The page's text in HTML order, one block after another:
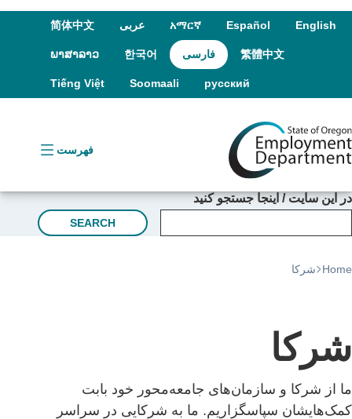
English
Español
አማርኛ عربى 简体中文
繁體中文 فارسی 한국어
ພາສາລາວ
русский
Soomaali
Tiếng Việt
فهرست
در این سایت / اینجا جستجو کنید
SEARCH
Home شرکا
شرکا
ما از شرکا و سازمان‌های جامعه‌محور خود بابت
کمک‌هایشان سپاسگزاریم. ما به شرکایی در سراسر